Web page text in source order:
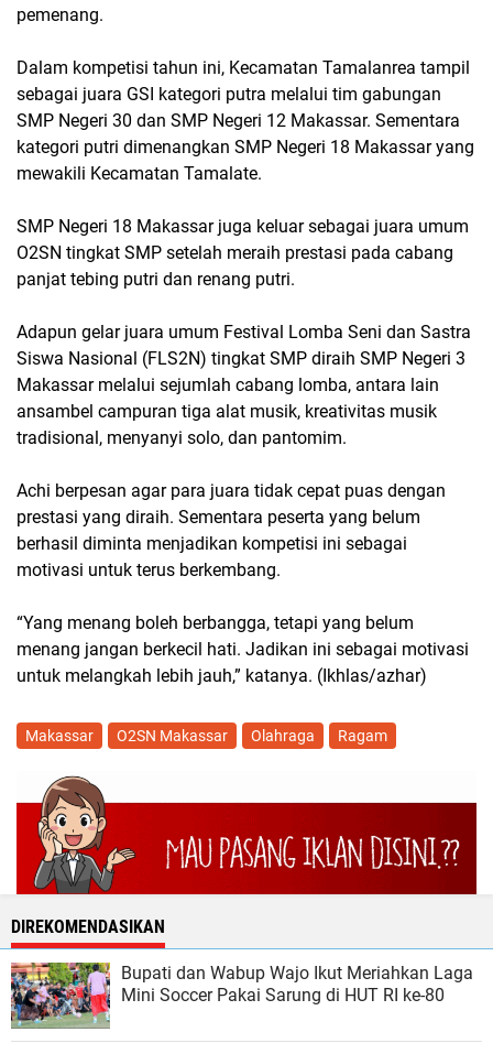
pemenang.
Dalam kompetisi tahun ini, Kecamatan Tamalanrea tampil
sebagai juara GSI kategori putra melalui tim gabungan
SMP Negeri 30 dan SMP Negeri 12 Makassar. Sementara
kategori putri dimenangkan SMP Negeri 18 Makassar yang
mewakili Kecamatan Tamalate.
SMP Negeri 18 Makassar juga keluar sebagai juara umum
O2SN tingkat SMP setelah meraih prestasi pada cabang
panjat tebing putri dan renang putri.
Adapun gelar juara umum Festival Lomba Seni dan Sastra
Siswa Nasional (FLS2N) tingkat SMP diraih SMP Negeri 3
Makassar melalui sejumlah cabang lomba, antara lain
ansambel campuran tiga alat musik, kreativitas musik
tradisional, menyanyi solo, dan pantomim.
Achi berpesan agar para juara tidak cepat puas dengan
prestasi yang diraih. Sementara peserta yang belum
berhasil diminta menjadikan kompetisi ini sebagai
motivasi untuk terus berkembang.
“Yang menang boleh berbangga, tetapi yang belum
menang jangan berkecil hati. Jadikan ini sebagai motivasi
untuk melangkah lebih jauh,” katanya. (Ikhlas/azhar)
Makassar O2SN Makassar Olahraga Ragam
DIREKOMENDASIKAN
Bupati dan Wabup Wajo Ikut Meriahkan Laga
Mini Soccer Pakai Sarung di HUT RI ke-80